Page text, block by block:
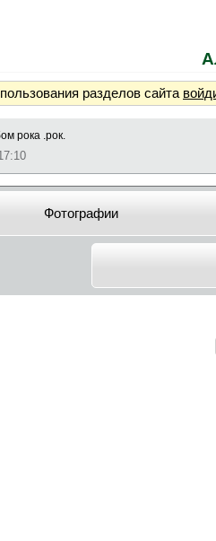
разделов сайта
рока .рок.
Фотографии